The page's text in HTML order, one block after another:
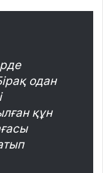
одан
құн